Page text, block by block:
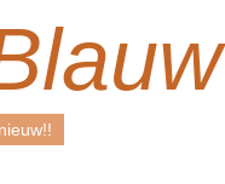
nieuw!!